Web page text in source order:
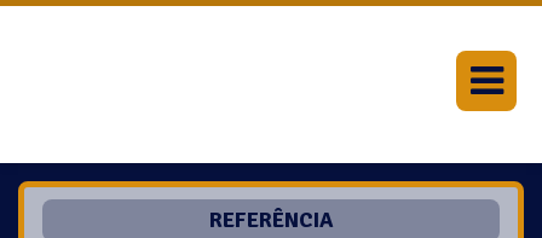
REFERÊNCIA